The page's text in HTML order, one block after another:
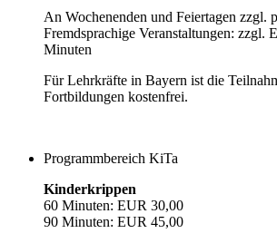
An Wochenenden und Feiertagen zzgl.
Fremdsprachige Veranstaltungen: zzgl.
Minuten
Für Lehrkräfte in Bayern ist die
Fortbildungen kostenfrei.
Programmbereich KiTa
Kinderkrippen
60 Minuten: EUR 30,00
90 Minuten: EUR 45,00